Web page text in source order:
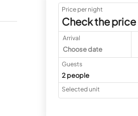
Price per night
Check the price
Arrival
Choose date
Guests
2 people
Selected unit